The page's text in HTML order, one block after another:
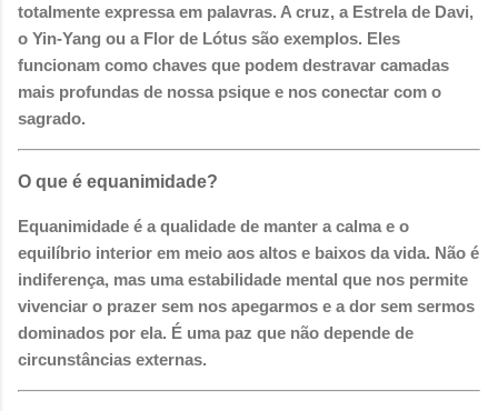
totalmente expressa em palavras. A cruz, a Estrela de Davi,
o Yin-Yang ou a Flor de Lótus são exemplos. Eles
funcionam como chaves que podem destravar camadas
mais profundas de nossa psique e nos conectar com o
sagrado.
O que é equanimidade?
Equanimidade é a qualidade de manter a calma e o
equilíbrio interior em meio aos altos e baixos da vida. Não é
indiferença, mas uma estabilidade mental que nos permite
vivenciar o prazer sem nos apegarmos e a dor sem sermos
dominados por ela. É uma paz que não depende de
circunstâncias externas.